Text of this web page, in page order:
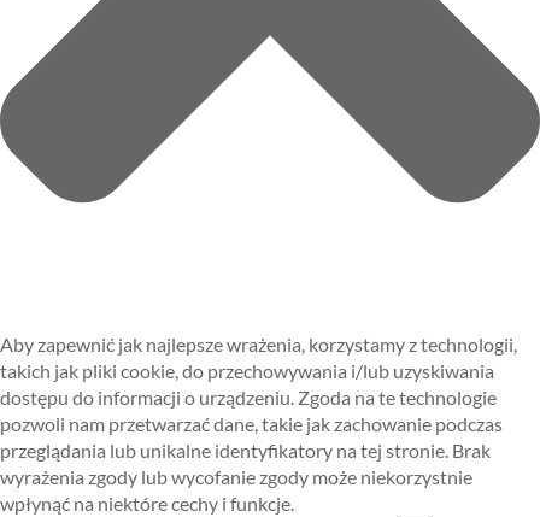
Aby zapewnić jak najlepsze wrażenia, korzystamy z technologii,
takich jak pliki cookie, do przechowywania i/lub uzyskiwania
dostępu do informacji o urządzeniu. Zgoda na te technologie
pozwoli nam przetwarzać dane, takie jak zachowanie podczas
przeglądania lub unikalne identyfikatory na tej stronie. Brak
wyrażenia zgody lub wycofanie zgody może niekorzystnie
wpłynąć na niektóre cechy i funkcje.